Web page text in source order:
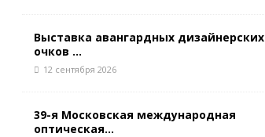
Выставка авангардных дизайнерских
очков ...
12 сентября 2026
39-я Московская международная
оптическая...